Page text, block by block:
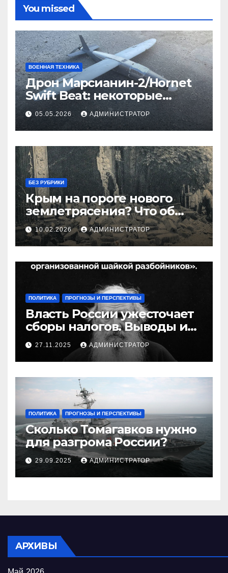
You missed
ВОЕННАЯ ТЕХНИКА
Дрон Марсианин-2/Hornet
Swift Beat: некоторые
данные
05.05.2026 АДМИНИСТРАТОР
БЕЗ РУБРИКИ
Крым на пороге нового
землетрясения? Что об
этом известно
10.02.2026 АДМИНИСТРАТОР
ПОЛИТИКА ПРОГНОЗЫ И ПЕРСПЕКТИВЫ
Власть России ужесточает
сборы налогов. Выводы и
следствия
27.11.2025 АДМИНИСТРАТОР
ПОЛИТИКА ПРОГНОЗЫ И ПЕРСПЕКТИВЫ
Сколько Томагавков нужно
для разгрома России?
29.09.2025 АДМИНИСТРАТОР
АРХИВЫ